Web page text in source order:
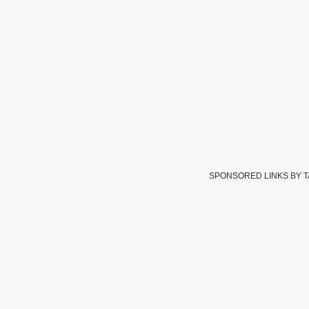
SPONSORED LINKS BY